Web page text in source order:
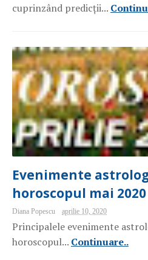
cuprinzând predicții...
Evenimente
horoscopul mai 2020
Diana Popescu aprilie 10, 2020
Principalele evenimente
horoscopul... Continuare..